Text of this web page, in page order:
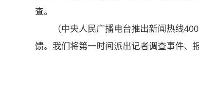
查。
（中央人民广播电台推出新闻热线
馈。我们将第一时间派出记者调查事件、